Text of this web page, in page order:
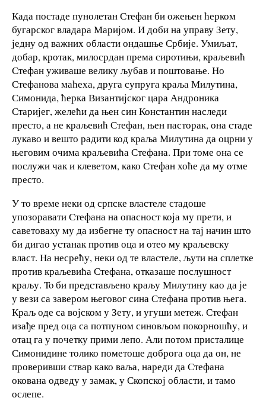
Када постаде пунолетан Стефан би ожењен ћерком
бугарског владара Маријом. И доби на управу Зету,
једну од важних области ондашње Србије. Умиљат,
добар, кротак, милосрдан према сиротињи, краљевић
Стефан уживаше велику љубав и поштовање. Но
Стефанова маћеха, друга супруга краља Милутина,
Симонида, ћерка Византијског цара Андроника
Старијег, желећи да њен син Константин наследи
престо, а не краљевић Стефан, њен пасторак, она стаде
лукаво и вешто радити код краља Милутина да оцрни у
његовим очима краљевића Стефана. При томе она се
послужи чак и клеветом, како Стефан хоће да му отме
престо.
У то време неки од српске властеле стадоше
упозоравати Стефана на опасност која му прети, и
саветоваху му да избегне ту опасност на тај начин што
би дигао устанак против оца и отео му краљевску
власт. На несрећу, неки од те властеле, љути на сплетке
против краљевића Стефана, отказаше послушност
краљу. To би представљено краљу Милутину као да је
у вези са завером његовог сина Стефана против њега.
Краљ оде са војском у Зету, и угуши метеж. Стефан
изађе пред оца са потпуном синовљом покорношћу, и
отац га у почетку прими лепо. Али потом присталице
Симонидине толико пометоше доброга оца да он, не
проверивши ствар како ваља, нареди да Стефана
окована одведу у замак, у Скопској области, и тамо
ослепе.